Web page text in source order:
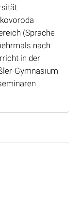
(Sprache
nach
in der
Gymnasium